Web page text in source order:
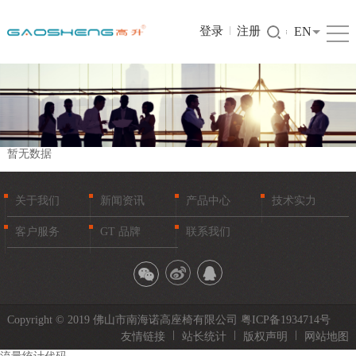
登录 注册 EN
暂无数据
关于我们 新闻资讯 产品中心 技术实力
客户服务 GT 品牌 联系我们
Copyright © 2019 佛山市南海诺高座椅有限公司 粤ICP备1934714号
友情链接
站长统计 版权声明
网站地图